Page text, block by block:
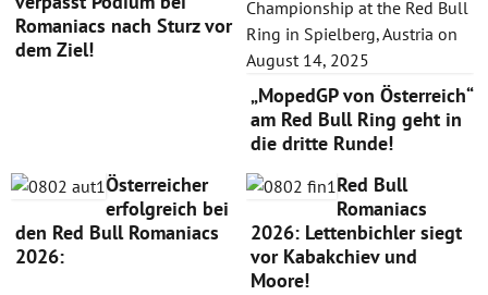
Romaniacs nach Sturz vor
dem Ziel!
„MopedGP von Österreich“
am Red Bull Ring geht in
die dritte Runde!
Österreicher
erfolgreich bei
den Red Bull Romaniacs
2026:
Red Bull
Romaniacs
2026: Lettenbichler siegt
vor Kabakchiev und
Moore!